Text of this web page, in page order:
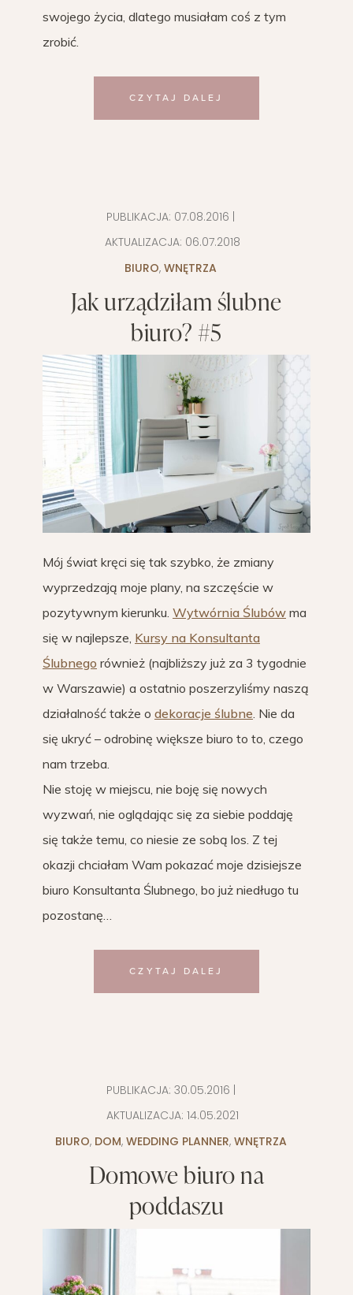
swojego życia, dlatego musiałam coś z tym
zrobić.
CZYTAJ DALEJ
PUBLIKACJA: 07.08.2016 |
AKTUALIZACJA: 06.07.2018
BIURO, WNĘTRZA
Jak urządziłam ślubne
biuro? #5
Mój świat kręci się tak szybko, że zmiany
wyprzedzają moje plany, na szczęście w
pozytywnym kierunku. Wytwórnia Ślubów ma
się w najlepsze, Kursy na Konsultanta
Ślubnego również (najbliższy już za 3 tygodnie
w Warszawie) a ostatnio poszerzyliśmy naszą
działalność także o dekoracje ślubne. Nie da
się ukryć – odrobinę większe biuro to to, czego
nam trzeba.
Nie stoję w miejscu, nie boję się nowych
wyzwań, nie oglądając się za siebie poddaję
się także temu, co niesie ze sobą los. Z tej
okazji chciałam Wam pokazać moje dzisiejsze
biuro Konsultanta Ślubnego, bo już niedługo tu
pozostanę…
CZYTAJ DALEJ
PUBLIKACJA: 30.05.2016
AKTUALIZACJA: 14.05.2021
BIURO, DOM, WEDDING PLANNER, WNĘTRZA
Domowe biuro na
poddaszu